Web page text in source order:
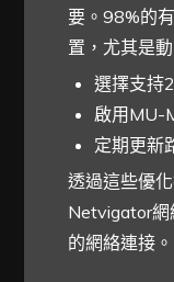
要。98%的
置，尤其是
選擇支持
啟用MU-
定期更新
透過這些優
Netvigator網
的網絡連接。